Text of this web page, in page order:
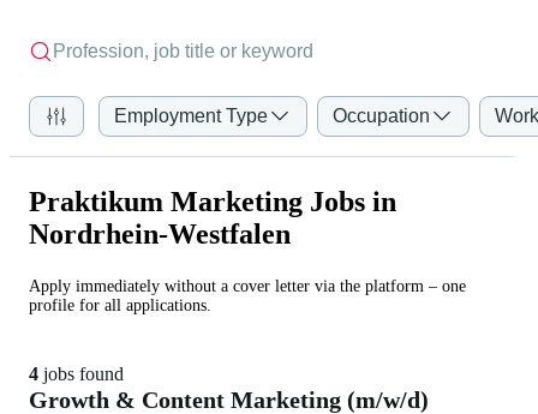
Employment Type Occupation
Praktikum Marketing Jobs in
Nordrhein-Westfalen
Apply immediately without a cover letter via the platform – one
profile for all applications.
4 jobs found
Growth & Content Marketing (m/w/d)